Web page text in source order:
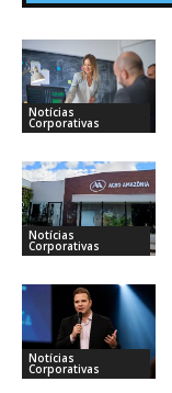
Notícias
Corporativas
Notícias
Corporativas
Notícias
Corporativas